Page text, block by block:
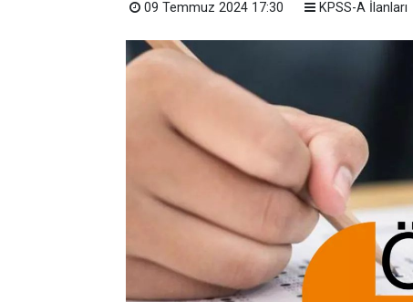
09 Temmuz 2024 17:30 KPSS-A İlanları